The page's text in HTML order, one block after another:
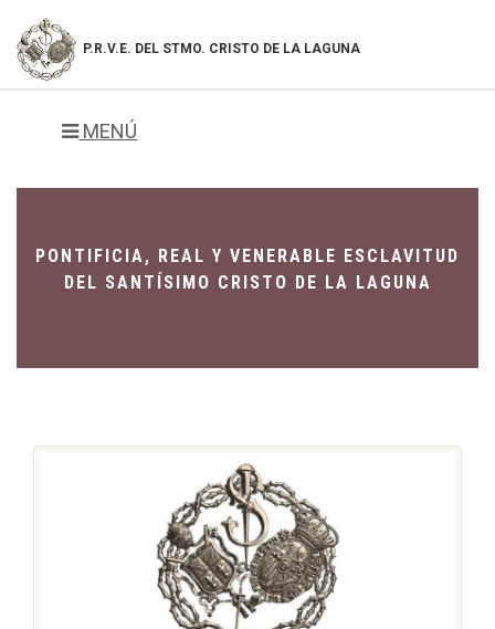
P.R.V.E. DEL STMO. CRISTO DE LA LAGUNA
MENÚ
PONTIFICIA, REAL Y VENERABLE ESCLAVITUD
DEL SANTÍSIMO CRISTO DE LA LAGUNA